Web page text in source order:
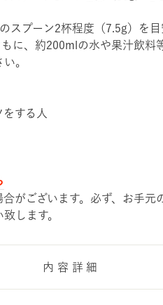
プーン2杯程度（7.5g）を目
に、約200mlの水や果汁飲料
。
する人
合がございます。必ず、お手
します。
内容詳細